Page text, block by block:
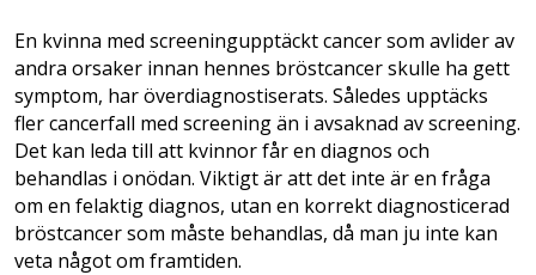
En kvinna med screeningupptäckt cancer som avlider av
andra orsaker innan hennes bröstcancer skulle ha gett
symptom, har överdiagnostiserats. Således upptäcks
fler cancerfall­ med screening än i avsaknad av screening.
Det kan leda till att kvinnor får en diagnos och
behandlas i onödan. Viktigt är att det inte är en fråga
om en felaktig diagnos, utan en korrekt diagnosticerad
bröstcancer som måste behandlas, då man ju inte kan
veta något om framtiden.